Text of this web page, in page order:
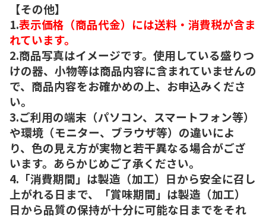
【その他】
1.表示価格（商品代金）には送料・消費税が含ま
れています。
2.商品写真はイメージです。使用している盛りつ
けの器、小物等は商品内容に含まれていませんの
で、商品内容をお確かめの上、お申込みくださ
い。
3.ご利用の端末（パソコン、スマートフォン等）
や環境（モニター、ブラウザ等）の違いによ
り、色の見え方が実物と若干異なる場合がござ
います。あらかじめご了承ください。
4.「消費期間」は製造（加工）日から安全に召し
上がれる日まで、「賞味期間」は製造（加工）
日から品質の保持が十分に可能な日までをそれ